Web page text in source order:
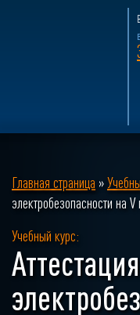
Главная страница »
электробезопасности на
Учебный курс: